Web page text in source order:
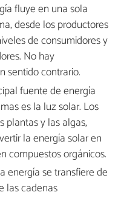
fluye en una sola
desde los productores
de consumidores y
No hay
sentido contrario.
fuente de energía
es la luz solar. Los
plantas y las algas,
la energía solar en
compuestos orgánicos.
energía se transfiere de
las cadenas